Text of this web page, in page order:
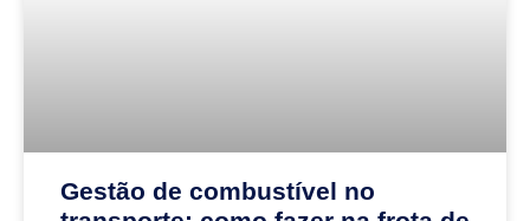
Gestão de combustível no